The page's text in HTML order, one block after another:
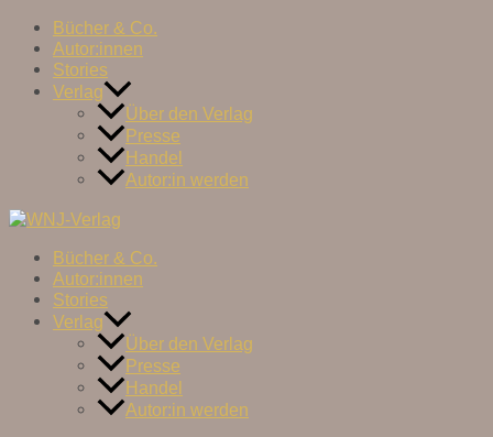
Bücher & Co.
Autor:innen
Stories
Verlag
Über den Verlag
Presse
Handel
Autor:in werden
Bücher & Co.
Autor:innen
Stories
Verlag
Über den Verlag
Presse
Handel
Autor:in werden